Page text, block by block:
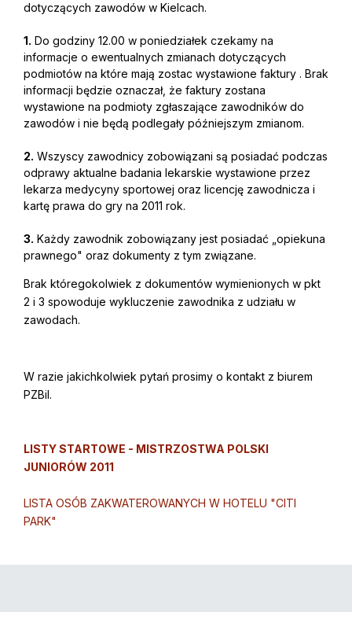
dotyczących zawodów w Kielcach.
1. Do godziny 12.00 w poniedziałek czekamy na
informacje o ewentualnych zmianach dotyczących
podmiotów na które mają zostac wystawione faktury . Brak
informacji będzie oznaczał, że faktury zostana
wystawione na podmioty zgłaszające zawodników do
zawodów i nie będą podlegały późniejszym zmianom.
2. Wszyscy zawodnicy zobowiązani są posiadać podczas
odprawy aktualne badania lekarskie wystawione przez
lekarza medycyny sportowej oraz licencję zawodnicza i
kartę prawa do gry na 2011 rok.
3. Każdy zawodnik zobowiązany jest posiadać „opiekuna
prawnego" oraz dokumenty z tym związane.
Brak któregokolwiek z dokumentów wymienionych w pkt
2 i 3 spowoduje wykluczenie zawodnika z udziału w
zawodach.
W razie jakichkolwiek pytań prosimy o kontakt z biurem
PZBil.
LISTY STARTOWE - MISTRZOSTWA POLSKI
JUNIORÓW 2011
LISTA OSÓB ZAKWATEROWANYCH W HOTELU "CITI
PARK"